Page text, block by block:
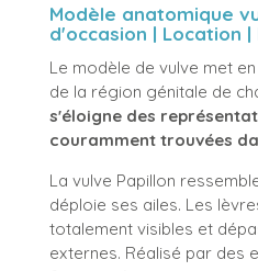
Modèle anatomique
d'occasion | Location |
Le modèle de vulve met
de la région génitale de
s'éloigne des
couramment trouvées
La vulve Papillon
déploie ses ailes. Les
totalement visibles et
externes. Réalisé par des